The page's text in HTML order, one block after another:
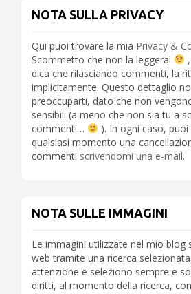
NOTA SULLA PRIVACY
Qui puoi trovare la mia Privacy &
Scommetto che non la leggerai
dica che rilasciando commenti, la
implicitamente. Questo dettaglio
preoccuparti, dato che non
sensibili (a meno che non sia tu a
commenti…
). In ogni caso, puoi
qualsiasi momento una
commenti scrivendomi una e-mail.
NOTA SULLE IMMAGINI
Le immagini utilizzate nel mio blog
web tramite una ricerca
attenzione e seleziono sempre e
diritti, al momento della ricerca,